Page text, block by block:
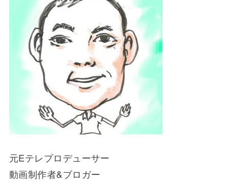
元Eテレプロデューサー
動画制作者&ブロガー